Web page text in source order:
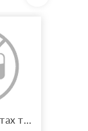
Гадание на картах таро